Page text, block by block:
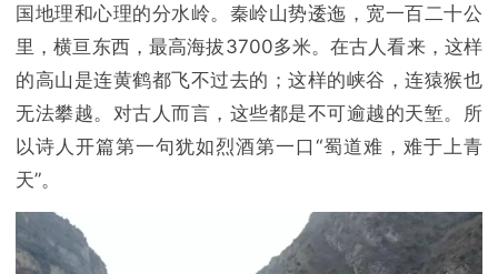
国地理和心理的分水岭。秦岭山势逶迤，宽一百二十公
里，横亘东西，最高海拔3700多米。在古人看来，这样
的高山是连黄鹤都飞不过去的；这样的峡谷，连猿猴也
无法攀越。对古人而言，这些都是不可逾越的天堑。所
以诗人开篇第一句犹如烈酒第一口“蜀道难，难于上青
天”。